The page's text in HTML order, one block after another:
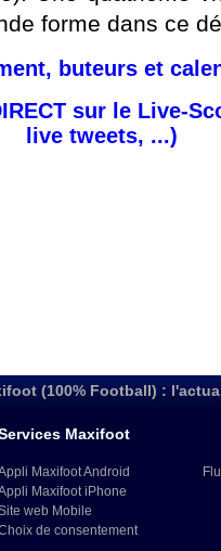
forme dans ce
buteurs et
sur le Live-
live tweets, ...)
(100% Football) :
Maxifoot
Maxifoot Android
Maxifoot iPhone
web Mobile
de consentement